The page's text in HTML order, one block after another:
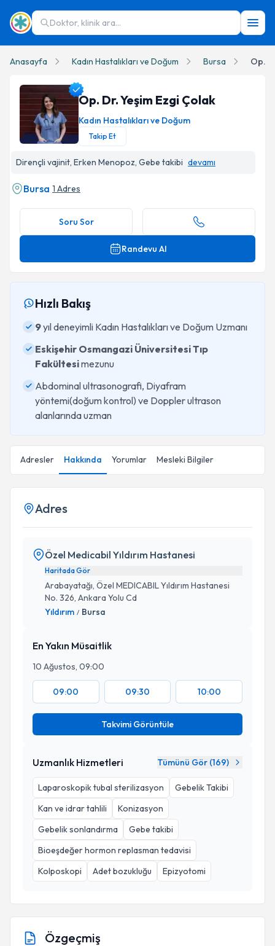
Doktor, klinik ara...
Anasayfa Kadın Hastalıkları ve Doğum Bursa Op.
Op. Dr. Yeşim Ezgi Çolak
Kadın Hastalıkları ve Doğum
Takip Et
Dirençli vajinit, Erken Menopoz, Gebe takibi devamı
Bursa 1 Adres
Soru Sor
Randevu Al
Hızlı Bakış
9yıl deneyimli Kadın Hastalıkları ve Doğum Uzmanı
Eskişehir Osmangazi Üniversitesi Tıp
Fakültesimezunu
Abdominal ultrasonografi, Diyafram
yöntemi(doğum kontrol) ve Doppler ultrason
alanlarında uzman
Adresler Hakkında Yorumlar Mesleki Bilgiler
Adres
Özel Medicabil Yıldırım Hastanesi
Haritada Gör
Arabayatağı, Özel MEDICABIL Yıldırım Hastanesi
No. 326, Ankara Yolu Cd
Yıldırım / Bursa
En Yakın Müsaitlik
10 Ağustos, 09:00
09:00 09:30 10:00
Takvimi Görüntüle
Uzmanlık Hizmetleri Tümünü Gör (169)
Laparoskopik tubal sterilizasyon
Gebelik Takibi
Kan ve idrar tahlili
Konizasyon
Gebelik sonlandırma
Gebe takibi
Bioeşdeğer hormon replasman tedavisi
Kolposkopi
Adet bozukluğu Epizyotomi
Özgeçmiş